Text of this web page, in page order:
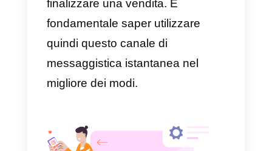
Perché utilizzare
Direct per la vendita o il
supporto?
istantanea molto diffuso come